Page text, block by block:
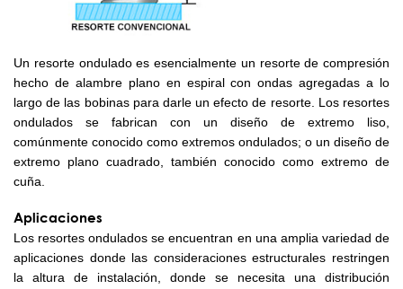
Un resorte ondulado es esencialmente un resorte de compresión
hecho de alambre plano en espiral con ondas agregadas a lo
largo de las bobinas para darle un efecto de resorte. Los resortes
ondulados se fabrican con un diseño de extremo liso,
comúnmente conocido como extremos ondulados; o un diseño de
extremo plano cuadrado, también conocido como extremo de
cuña.
Aplicaciones
Los resortes ondulados se encuentran en una amplia variedad de
aplicaciones donde las consideraciones estructurales restringen
la altura de instalación, donde se necesita una distribución